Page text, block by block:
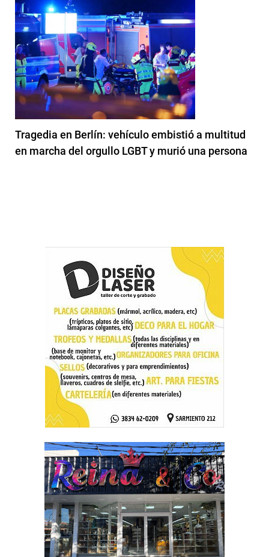
Tragedia en Berlín: vehículo embistió a multitud
en marcha del orgullo LGBT y murió una persona